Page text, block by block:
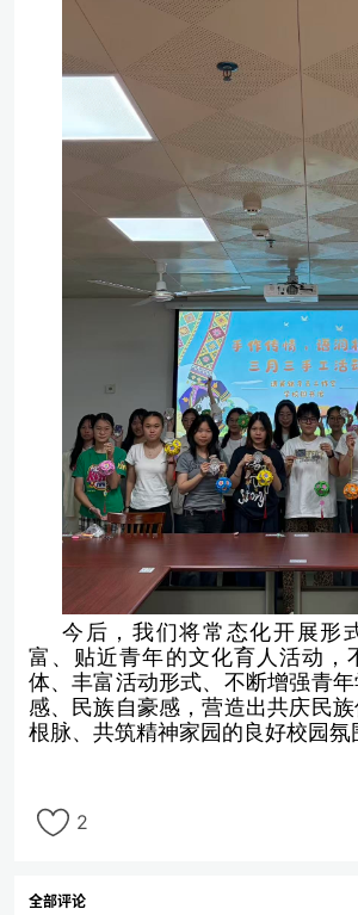
今后，我们将常态化开展形
富、贴近青年的文化育人活动，
体、丰富活动形式、 不断增强青
感、民族自豪感，营造出共庆民
根脉、共筑精神家园的良好校园氛
2
全部评论